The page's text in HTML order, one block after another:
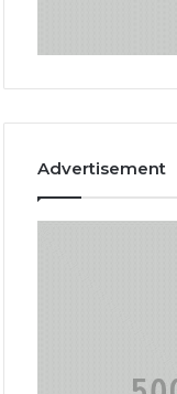
Advertisement